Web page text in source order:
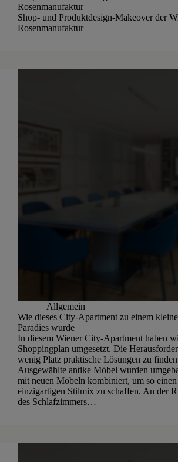
Rosenmanufaktur
Shop- und Produktdesign-Makeover der
Rosenmanufaktur
Allgemein
Wie dieses City-Apartment zu einem
Paradies wurde
In diesem Wiener City-Apartment haben
Shoppingplan umgesetzt. Die
wenig Platz praktische Lösungen zu
Ausgewählte antike Möbel wurden
mit neuen Möbeln kombiniert, um so einen
einzigartigen Stilmix zu schaffen. An der
des Schlafzimmers…